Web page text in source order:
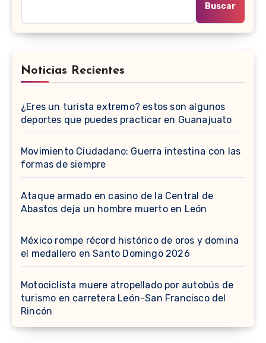
Buscar
Noticias Recientes
¿Eres un turista extremo? estos son algunos
deportes que puedes practicar en Guanajuato
Movimiento Ciudadano: Guerra intestina con las
formas de siempre
Ataque armado en casino de la Central de
Abastos deja un hombre muerto en León
México rompe récord histórico de oros y domina
el medallero en Santo Domingo 2026
Motociclista muere atropellado por autobús de
turismo en carretera León-San Francisco del
Rincón